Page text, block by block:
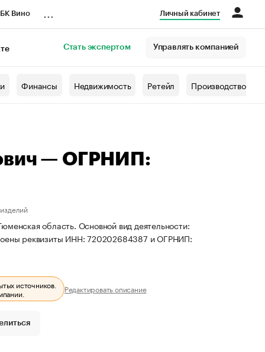
Вино Личный кабинет
Стать экспертом Управлять компанией
Финансы Недвижимость Ретейл Производство
— ОГРНИП:
область. Основной вид деятельности:
реквизиты ИНН: 720202684387 и ОГРНИП:
источников.
Редактировать описание